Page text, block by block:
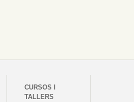
CURSOS I
TALLERS